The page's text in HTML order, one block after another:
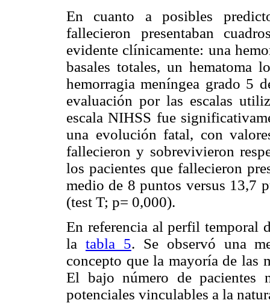
En cuanto a posibles
fallecieron presentaban
evidente clínicamente: una
basales totales, un hematoma
hemorragia meníngea grado 5
evaluación por las escalas
escala NIHSS fue
una evolución fatal, con
fallecieron y sobrevivieron
los pacientes que fallecieron
medio de 8 puntos versus 13,7
(test T; p= 0,000).
En referencia al perfil temporal
la tabla 5. Se observó una
concepto que la mayoría de las
El bajo número de pacientes
potenciales vinculables a la